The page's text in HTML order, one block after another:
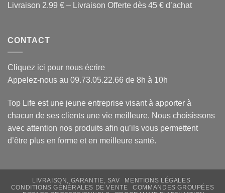
Livraison 2.99 € – Livraison Offerte dès 45 € d’achat
CONTACT
Cliquez ici pour nous écrire
Appelez-nous au 09.73.05.22.66 de 8h à 10h
Top Life est une jeune entreprise visant à apporter à
chacun de ses clients une vie meilleure. Nous choisissons
avec attention nos produits afin qu’ils vous permettent
d’être plus en forme et en meilleure santé.
LIVRAISON, GARANTIE, SAV
MENTIONS LÉGALES
CONDITIONS GÉNÉRALES DE VENTE
COMMANDES GROUPÉES